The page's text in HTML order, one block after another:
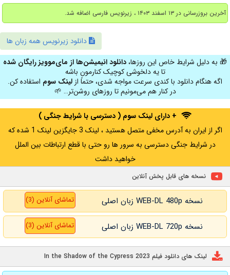
آخرین بروزرسانی در ۱۳ اسفند ۱۴۰۳ ، زیرنویس فارسی اضافه شد.
دانلود زیرنویس همه زبان ها
🎁 به دلیل شرایط خاص این روزها،دانلود انیمیشن‌ها از مای‌موویز رایگان شده
تا یه دلخوشی کوچیک کنارمون باشه
اگه هنگام دانلود با کندی سرعت مواجه شدی، حتماً از لینک سوم استفاده کن.
در کنار هم می‌مونیم تا روزهای روشن‌تر… 🌱
+ دارای لینک سوم ( دسترسی با شرایط جنگی )
اگر از ایران به آدرس مخفی متصل هستید ، لینک 3 جایگزین لینک 1 شده که
در شرایط جنگی دسترسی به سرور ها رو حتی با قطع ارتباطات بین الملل
خواهید داشت
نسخه های قابل پخش آنلاین
نسخه WEB-DL 480p زبان اصلی تماشای آنلاین (3)
نسخه WEB-DL 720p زبان اصلی تماشای آنلاین (3)
لینک های دانلود فیلم In the Shadow of the Cypress 2023